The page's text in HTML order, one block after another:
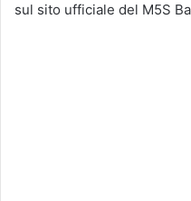
sul sito ufficiale del M5S